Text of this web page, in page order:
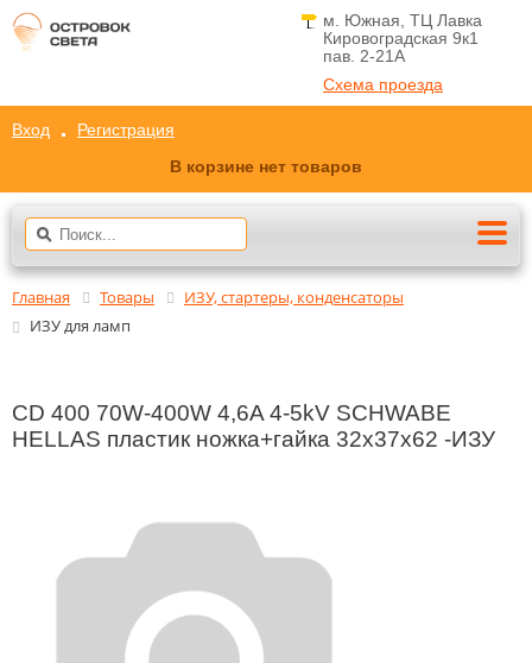
м. Южная, ТЦ Лавка
Кировоградская 9к1
пав. 2-21A
Схема проезда
Вход
Регистрация
В корзине нет товаров
Главная Товары
ИЗУ, стартеры, конденсаторы
ИЗУ для ламп
CD 400 70W-400W 4,6A 4-5kV SCHWABE
HELLAS пластик ножка+гайка 32х37х62 -ИЗУ